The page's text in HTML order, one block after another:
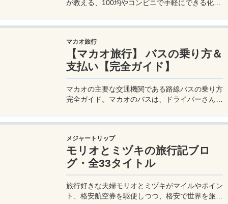
が教える、100均やコンビニで手軽にできる化粧
マカオ旅行
【マカオ旅行】 バスの乗り方＆
支払い【完全ガイド】
マカオの主要な交通機関である路線バスの乗り方
完全ガイド。マカオのバスは、ドライバーさんも
法を知って、現地での移動に備えよう。
メジャートリップ
モリオとミヅキの旅行記ブロ
グ・全33タイトル
旅行好きな夫婦モリオとミヅキがマイルやポイン
ト、格安航空券を駆使しつつ、格安で世界を旅す